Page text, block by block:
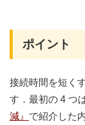
ポイント
接続時間を短く
す．最初の 4 つ
減』 で紹介した